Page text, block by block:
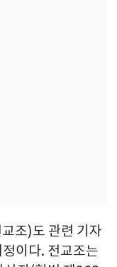
조)도 관련 기자
이다. 전교조는